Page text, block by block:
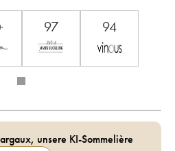
97 94
unsere KI-Sommelière